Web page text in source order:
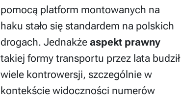
pomocą platform montowanych na
haku stało się standardem na polskich
drogach. Jednakże aspekt prawny
takiej formy transportu przez lata budził
wiele kontrowersji, szczególnie w
kontekście widoczności numerów